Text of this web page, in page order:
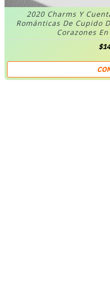
2020 Charms Y
Románticas De Cupido
Corazones